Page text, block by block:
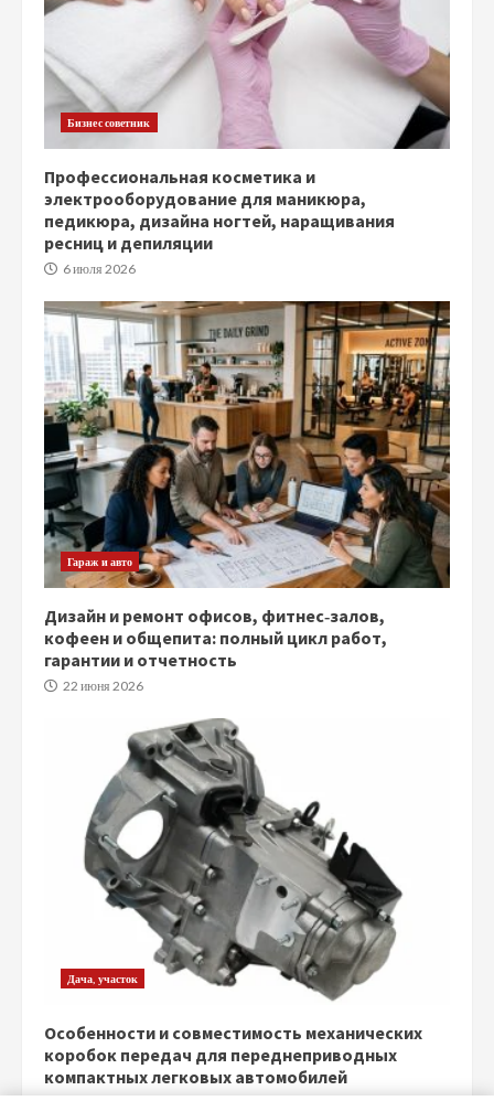
Бизнес советник
Профессиональная косметика и
электрооборудование для маникюра,
педикюра, дизайна ногтей, наращивания
ресниц и депиляции
6 июля 2026
Гараж и авто
Дизайн и ремонт офисов, фитнес‑залов,
кофеен и общепита: полный цикл работ,
гарантии и отчетность
22 июня 2026
Дача, участок
Особенности и совместимость механических
коробок передач для переднеприводных
компактных легковых автомобилей